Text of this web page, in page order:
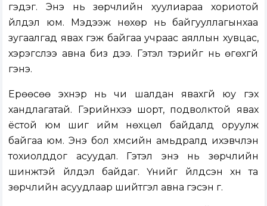
гэдэг. Энэ нь зөрчлийн хуулиараа хориотой
үйлдэл юм. Мэдээж нөхөр нь байгууллагынхаа
зугаалгад явах гэж байгаа учраас аяллын хувцас,
хэрэгслээ авна биз дээ. Гэтэл тэрийг нь өгөхгүй
гэнэ.
Ерөөсөө эхнэр нь чи шалдан явахгүй юу гэх
хандлагатай. Гэрийнхээ шорт, подволктой явах
ёстой юм шиг ийм нөхцөл байдалд оруулж
байгаа юм. Энэ бол хүмүүсийн амьдралд ихэвчлэн
тохиолддог асуудал. Гэтэл энэ нь зөрчлийн
шинжтэй үйлдэл байдаг. Үүнийг үйлдсэн хүн та
зөрчлийн асуудлаар шийтгэл авна гэсэн үг.